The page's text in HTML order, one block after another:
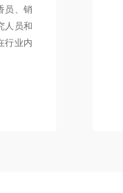
员、销
人员和
行业内